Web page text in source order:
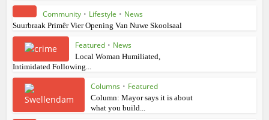
Community • Lifestyle • News
Suurbraak Primêr Vier Opening Van Nuwe Skoolsaal
Featured • News
Local Woman Humiliated,
Intimidated Following...
Columns • Featured
Column: Mayor says it is about
what you build...